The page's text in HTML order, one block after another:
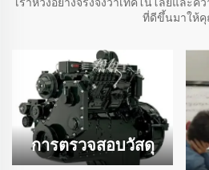
ที่ดีขึ้นมาให้
การตรวจสอบวัสดุ